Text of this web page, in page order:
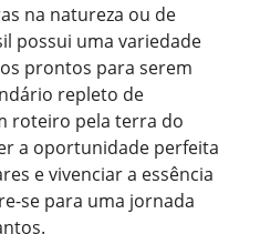
na natureza ou de
possui uma variedade
prontos para serem
repleto de
roteiro pela terra do
a oportunidade perfeita
e vivenciar a essência
se para uma jornada